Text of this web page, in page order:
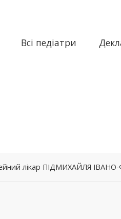
Всі педіатри
лікар ПІДМИХАЙЛЯ